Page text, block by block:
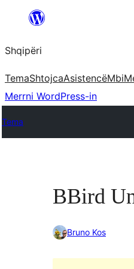
Hidhu
lënda
Shqipëri
TemaShtojcaAsistencëMbi
Merrni WordPress-in
Tema
BBird
Bruno Kos